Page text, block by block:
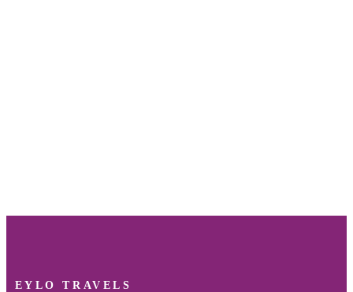
EYLO TRAVELS